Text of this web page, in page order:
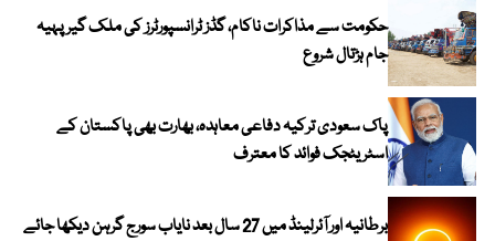
حکومت سے مذاکرات ناکام، گڈز ٹرانسپورٹرز کی ملک گیر پہیہ
جام ہڑتال شروع
پاک سعودی ترکیہ دفاعی معاہدہ، بھارت بھی پاکستان کے
اسٹریٹجک فوائد کا معترف
برطانیہ اور آئرلینڈ میں 27 سال بعد نایاب سورج گرہن دیکھا جائے